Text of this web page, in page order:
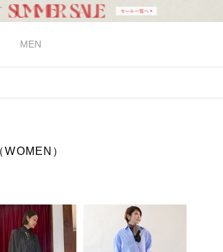
MEN
）